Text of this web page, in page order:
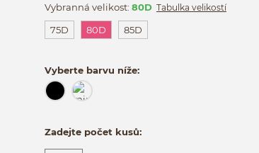
Vybranná velikost: 80D Tabulka velikostí
75D 80D 85D
Vyberte barvu níže:
Zadejte počet kusů: